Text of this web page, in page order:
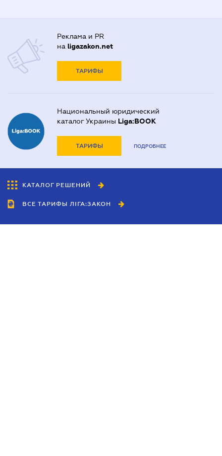
Реклама и PR
на ligazakon.net
ТАРИФЫ
Национальный юридический
каталог Украины Liga:BOOK
ТАРИФЫ ПОДРОБНЕЕ
КАТАЛОГ РЕШЕНИЙ
ВСЕ ТАРИФЫ ЛІГА:ЗАКОН